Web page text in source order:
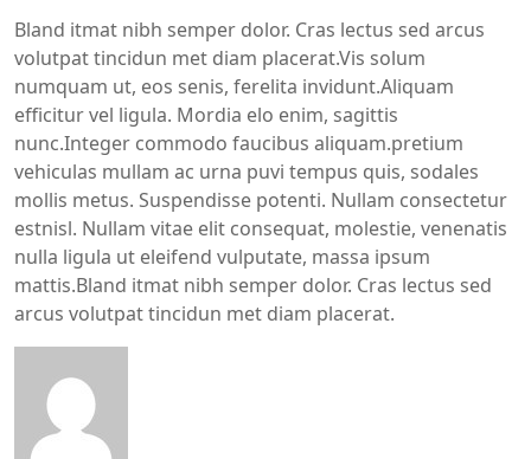
Bland itmat nibh semper dolor. Cras lectus sed arcus
volutpat tincidun met diam placerat.Vis solum
numquam ut, eos senis, ferelita invidunt.Aliquam
efficitur vel ligula. Mordia elo enim, sagittis
nunc.Integer commodo faucibus aliquam.pretium
vehiculas mullam ac urna puvi tempus quis, sodales
mollis metus. Suspendisse potenti. Nullam consectetur
estnisl. Nullam vitae elit consequat, molestie, venenatis
nulla ligula ut eleifend vulputate, massa ipsum
mattis.Bland itmat nibh semper dolor. Cras lectus sed
arcus volutpat tincidun met diam placerat.